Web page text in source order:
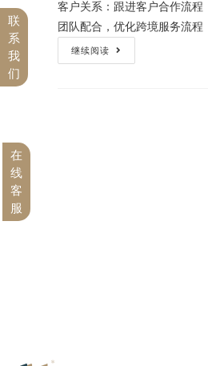
客户关系：跟进客户合作流
团队配合，优化跨境服务流
继续阅读
联
系
我
们
在
线
客
服